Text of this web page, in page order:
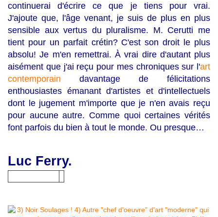
continuerai d'écrire ce que je tiens pour vrai.
J'ajoute que, l'âge venant, je suis de plus en plus
sensible aux vertus du pluralisme. M. Cerutti me
tient pour un parfait crétin? C'est son droit le plus
absolu! Je m'en remettrai. À vrai dire d'autant plus
aisément que j'ai reçu pour mes chroniques sur l'art
contemporain davantage de félicitations
enthousiastes émanant d'artistes et d'intellectuels
dont le jugement m'importe que je n'en avais reçu
pour aucune autre. Comme quoi certaines vérités
font parfois du bien à tout le monde. Ou presque…
Luc Ferry.